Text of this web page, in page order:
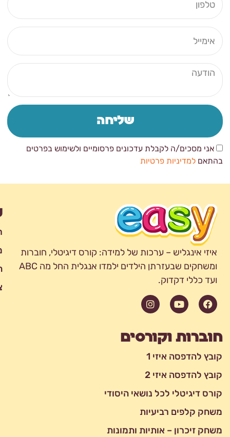
הודעה
אני מסכים/ה לקבלת עדכונים פרסומיים ולשימוש בפרטים
בהתאםלמדיניות פרטיות
שליחה
איזי אינגליש – ערכות של למידה: קורס דיגיטלי, חוברות
ומשחקים שבעזרתן הילדים ילמדו אנגלית החל מה ABC
ועד כללי דקדוק.
Facebook
Youtube
Instagram
חוברות וקורסים
קובץ להדפסה איזי 1
קובץ להדפסה איזי 2
קורס דיגיטלי לכל נושאי היסודי
משחק קלפים רביעיות
משחק זיכרון – אותיות ותמונות